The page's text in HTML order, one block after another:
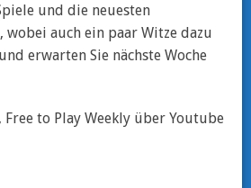
und die neuesten
auch ein paar Witze dazu
erwarten Sie nächste Woche
Free to Play Weekly über Youtube